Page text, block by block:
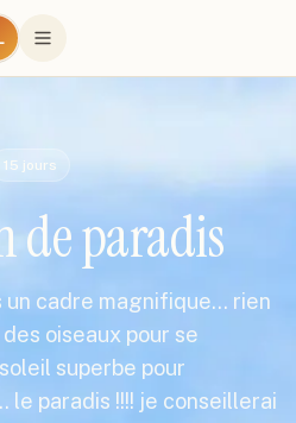
15 jours
de paradis
un cadre magnifique... rien
oiseaux pour se
superbe pour
le paradis !!!! je conseillerai